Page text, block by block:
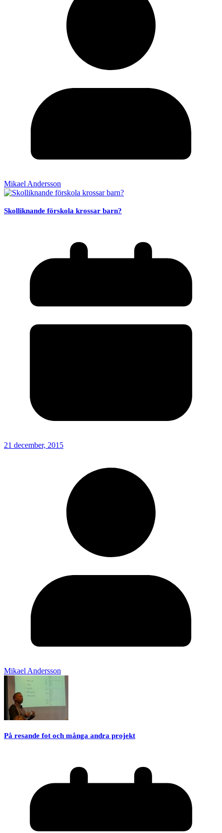
Mikael Andersson
Skolliknande förskola krossar barn?
21 december, 2015
Mikael Andersson
På resande fot och många andra projekt